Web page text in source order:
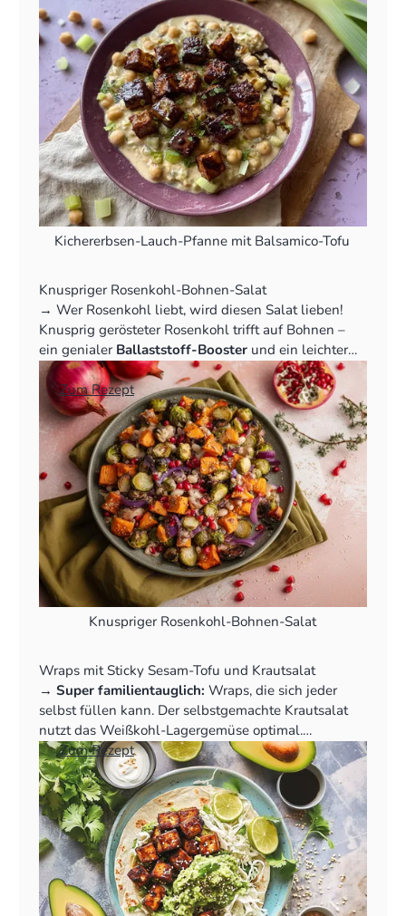
Kichererbsen-Lauch-Pfanne mit Balsamico-Tofu
Knuspriger Rosenkohl-Bohnen-Salat
‍→ Wer Rosenkohl liebt, wird diesen Salat lieben!
Knusprig gerösteter Rosenkohl trifft auf Bohnen –
ein genialer Ballaststoff-Boosterund ein leichter
Ausgleich.
👉 Zum Rezept
Knuspriger Rosenkohl-Bohnen-Salat
Wraps mit Sticky Sesam-Tofu und Krautsalat
‍→ Super familientauglich: Wraps, die sich jeder
selbst füllen kann. Der selbstgemachte Krautsalat
nutzt das Weißkohl-Lagergemüse optimal.
👉Zum Rezept